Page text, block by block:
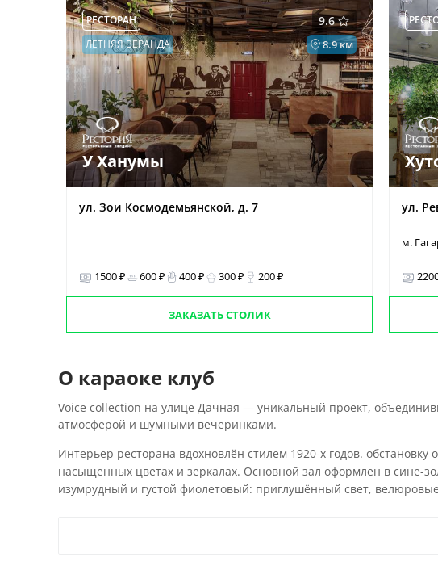
9.6
РЕСТОРАН
8.9 км
ЛЕТНЯЯ ВЕРАНДА
У Ханумы
ул. Зои Космодемьянской, д. 7
1500 ₽ 600 ₽ 400 ₽ 300 ₽ 200 ₽
ЗАКАЗАТЬ СТОЛИК
ул.
м.
О караоке клуб
Voice collection на улице Дачная — уникальный проект,
атмосферой и шумными вечеринками.
Интерьер ресторана вдохновлён стилем 1920-х годов.
насыщенных цветах и зеркалах. Основной зал оформлен в сине-
изумрудный и густой фиолетовый: приглушённый свет,